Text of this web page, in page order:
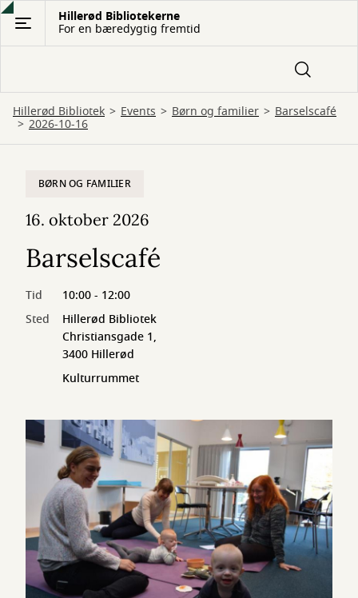
Gå
hovedindhold
Hillerød Bibliotekerne
For en bæredygtig fremtid
Hillerød Bibliotek Events Børn og familier Barselscafé
2026-10-16
BØRN OG FAMILIER
16. oktober 2026
Barselscafé
Tid
10:00 - 12:00
Sted
Hillerød Bibliotek
Christiansgade 1,
3400 Hillerød
Kulturrummet